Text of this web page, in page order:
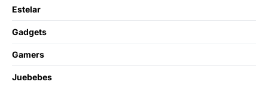
Estelar
Gadgets
Gamers
Juebebes